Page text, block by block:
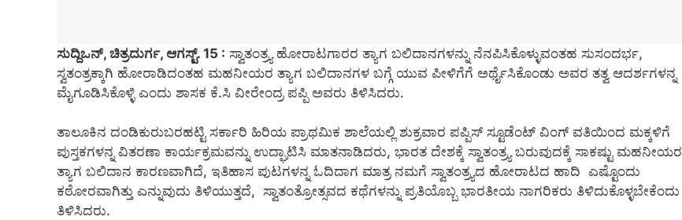
ಸುದ್ದಿಒನ್, ಚಿತ್ರದುರ್ಗ, ಆಗಸ್ಟ್. 15 : ಸ್ವಾತಂತ್ರ್ಯ ಹೋರಾಟಗಾರರ ತ್ಯಾಗ ಬಲಿದಾನಗಳನ್ನು ನೆನಪಿಸಿಕೊಳ್ಳುವಂತಹ ಸುಸಂದರ್ಭ,
ಸ್ವತಂತ್ರಕ್ಕಾಗಿ ಹೋರಾಡಿದಂತಹ ಮಹನೀಯರ ತ್ಯಾಗ ಬಲಿದಾನಗಳ ಬಗ್ಗೆ ಯುವ ಪೀಳಿಗೆಗೆ ಅರ್ಥೈಸಿಕೊಂಡು ಅವರ ತತ್ವ ಆದರ್ಶಗಳನ್ನ
ಮೈಗೂಡಿಸಿಕೊಳ್ಳಿ ಎಂದು ಶಾಸಕ ಕೆ.ಸಿ ವೀರೇಂದ್ರ ಪಪ್ಪಿ ಅವರು ತಿಳಿಸಿದರು.
ತಾಲೂಕಿನ ದಂಡಿಕುರುಬರಹಟ್ಟಿ ಸರ್ಕಾರಿ ಹಿರಿಯ ಪ್ರಾಥಮಿಕ ಶಾಲೆಯಲ್ಲಿ ಶುಕ್ರವಾರ ಪಪ್ಪಿಸ್ ಸ್ಟೂಡೆಂಟ್ ವಿಂಗ್ ವತಿಯಿಂದ ಮಕ್ಕಳಿಗೆ
ಪುಸ್ತಕಗಳನ್ನ ವಿತರಣಾ ಕಾರ್ಯಕ್ರಮವನ್ನು ಉದ್ಘಾಟಿಸಿ ಮಾತನಾಡಿದರು, ಭಾರತ ದೇಶಕ್ಕೆ ಸ್ವಾತಂತ್ರ್ಯ ಬರುವುದಕ್ಕೆ ಸಾಕಷ್ಟು ಮಹನೀಯರ
ತ್ಯಾಗ ಬಲಿದಾನ ಕಾರಣವಾಗಿದೆ, ಇತಿಹಾಸ ಪುಟಗಳನ್ನ ಓದಿದಾಗ ಮಾತ್ರ ನಮಗೆ ಸ್ವಾತಂತ್ರ್ಯದ ಹೋರಾಟದ ಹಾದಿ ಎಷ್ಟೊಂದು
ಕಠೋರವಾಗಿತ್ತು ಎನ್ನುವುದು ತಿಳಿಯುತ್ತದೆ, ಸ್ವಾತಂತ್ರೋತ್ಸವದ ಕಥೆಗಳನ್ನು ಪ್ರತಿಯೊಬ್ಬ ಭಾರತೀಯ ನಾಗರಿಕರು ತಿಳಿದುಕೊಳ್ಳಬೇಕೆಂದು
ತಿಳಿಸಿದರು.